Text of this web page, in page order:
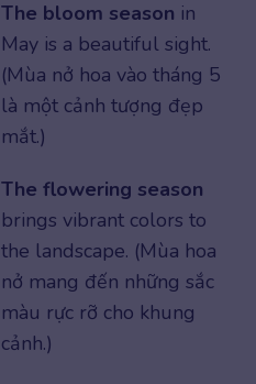
The bloom season in
May is a beautiful sight.
(Mùa nở hoa vào tháng 5
là một cảnh tượng đẹp
mắt.)
The flowering season
brings vibrant colors to
the landscape. (Mùa hoa
nở mang đến những sắc
màu rực rỡ cho khung
cảnh.)